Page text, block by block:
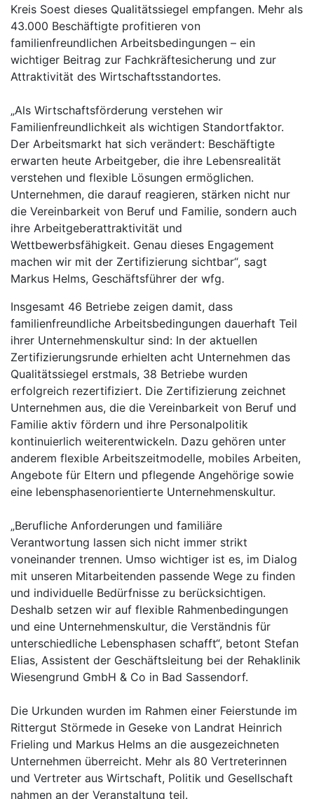
Kreis Soest dieses Qualitätssiegel empfangen. Mehr als
43.000 Beschäftigte profitieren von
familienfreundlichen Arbeitsbedingungen – ein
wichtiger Beitrag zur Fachkräftesicherung und zur
Attraktivität des Wirtschaftsstandortes.
„Als Wirtschaftsförderung verstehen wir
Familienfreundlichkeit als wichtigen Standortfaktor.
Der Arbeitsmarkt hat sich verändert: Beschäftigte
erwarten heute Arbeitgeber, die ihre Lebensrealität
verstehen und flexible Lösungen ermöglichen.
Unternehmen, die darauf reagieren, stärken nicht nur
die Vereinbarkeit von Beruf und Familie, sondern auch
ihre Arbeitgeberattraktivität und
Wettbewerbsfähigkeit. Genau dieses Engagement
machen wir mit der Zertifizierung sichtbar“, sagt
Markus Helms, Geschäftsführer der wfg.
Insgesamt 46 Betriebe zeigen damit, dass
familienfreundliche Arbeitsbedingungen dauerhaft Teil
ihrer Unternehmenskultur sind: In der aktuellen
Zertifizierungsrunde erhielten acht Unternehmen das
Qualitätssiegel erstmals, 38 Betriebe wurden
erfolgreich rezertifiziert. Die Zertifizierung zeichnet
Unternehmen aus, die die Vereinbarkeit von Beruf und
Familie aktiv fördern und ihre Personalpolitik
kontinuierlich weiterentwickeln. Dazu gehören unter
anderem flexible Arbeitszeitmodelle, mobiles Arbeiten,
Angebote für Eltern und pflegende Angehörige sowie
eine lebensphasenorientierte Unternehmenskultur.
„Berufliche Anforderungen und familiäre
Verantwortung lassen sich nicht immer strikt
voneinander trennen. Umso wichtiger ist es, im Dialog
mit unseren Mitarbeitenden passende Wege zu finden
und individuelle Bedürfnisse zu berücksichtigen.
Deshalb setzen wir auf flexible Rahmenbedingungen
und eine Unternehmenskultur, die Verständnis für
unterschiedliche Lebensphasen schafft“, betont Stefan
Elias, Assistent der Geschäftsleitung bei der Rehaklinik
Wiesengrund GmbH & Co in Bad Sassendorf.
Die Urkunden wurden im Rahmen einer Feierstunde im
Rittergut Störmede in Geseke von Landrat Heinrich
Frieling und Markus Helms an die ausgezeichneten
Unternehmen überreicht. Mehr als 80 Vertreterinnen
und Vertreter aus Wirtschaft, Politik und Gesellschaft
nahmen an der Veranstaltung teil.